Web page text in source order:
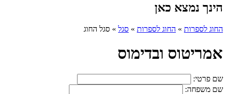
הינך נמצא כאן
החוג לספרות » החוג לספרות » סגל » סגל החוג
אמריטוס ובדימוס
שם פרטי:
שם משפחה: